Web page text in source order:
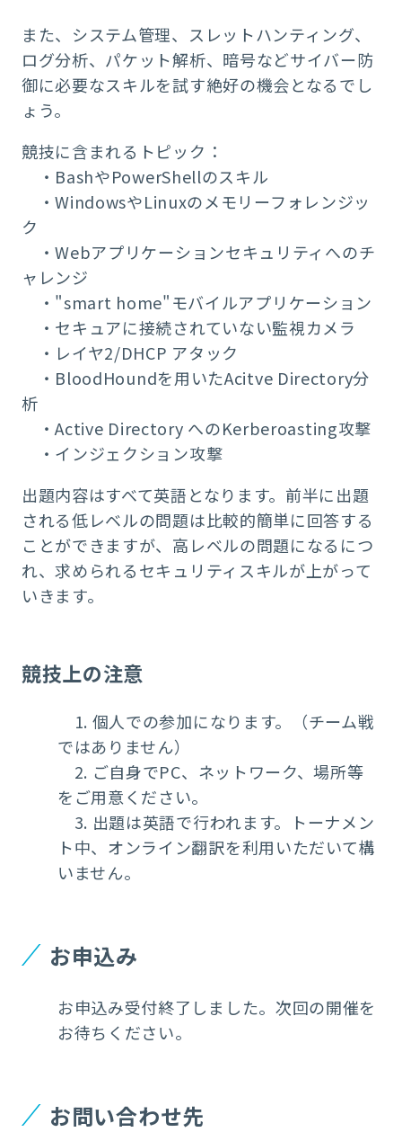
また、システム管理、スレットハンティング、
ログ分析、パケット解析、暗号などサイバー防
御に必要なスキルを試す絶好の機会となるでし
ょう。
競技に含まれるトピック：
・BashやPowerShellのスキル
・WindowsやLinuxのメモリーフォレンジッ
ク
・Webアプリケーションセキュリティへのチ
ャレンジ
・"smart home"モバイルアプリケーション
・セキュアに接続されていない監視カメラ
・レイヤ2/DHCP アタック
・BloodHoundを用いたAcitve Directory分
析
・Active Directory へのKerberoasting攻撃
・インジェクション攻撃
出題内容はすべて英語となります。前半に出題
される低レベルの問題は比較的簡単に回答する
ことができますが、高レベルの問題になるにつ
れ、求められるセキュリティスキルが上がって
いきます。
競技上の注意
1. 個人での参加になります。（チーム戦
ではありません）
2. ご自身でPC、ネットワーク、場所等
をご用意ください。
3. 出題は英語で行われます。トーナメン
ト中、オンライン翻訳を利用いただいて構
いません。
お申込み
お申込み受付終了しました。次回の開催を
お待ちください。
お問い合わせ先